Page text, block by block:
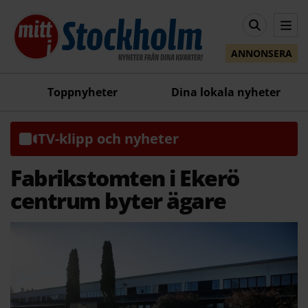
ANNONSERA
Toppnyheter Dina lokala nyheter
TV-klipp och nyheter
Fabrikstomten i Ekerö
centrum byter ägare